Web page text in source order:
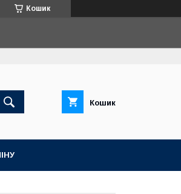
Кошик
Кошик